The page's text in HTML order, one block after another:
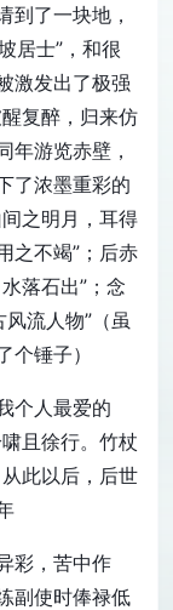
到了一块地，
居士”，和很
激发出了极强
复醉，归来仿
年游览赤壁，
了浓墨重彩的
之明月，耳得
之不竭”；后赤
落石出”；念
流人物”（虽
锤子）
个人最爱的
且徐行。竹杖
此以后，后世
彩，苦中作
副使时俸禄低